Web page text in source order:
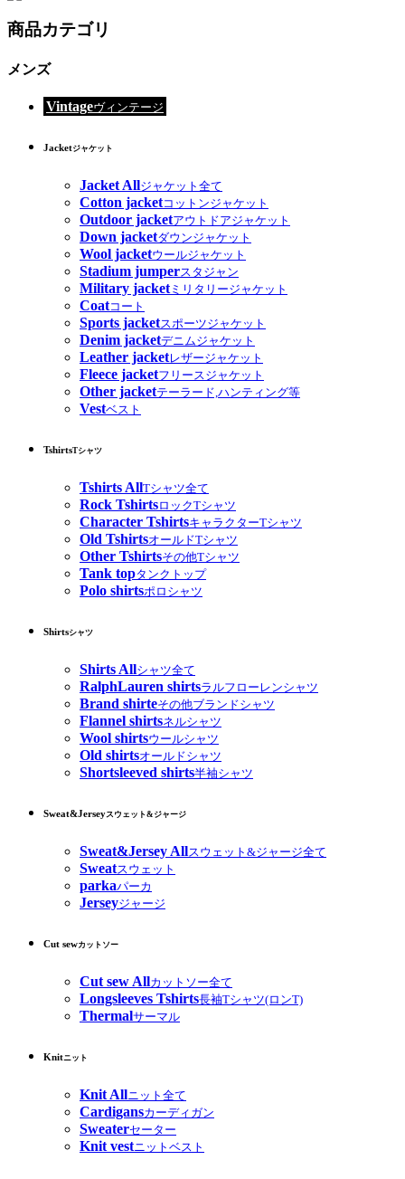
商品カテゴリ
メンズ
Vintageヴィンテージ
Jacketジャケット
Jacket Allジャケット全て
Cotton jacketコットンジャケット
Outdoor jacketアウトドアジャケット
Down jacketダウンジャケット
Wool jacketウールジャケット
Stadium jumperスタジャン
Military jacketミリタリージャケット
Coatコート
Sports jacketスポーツジャケット
Denim jacketデニムジャケット
Leather jacketレザージャケット
Fleece jacketフリースジャケット
Other jacketテーラード,ハンティング等
Vestベスト
TshirtsTシャツ
Tshirts AllTシャツ全て
Rock TshirtsロックTシャツ
Character TshirtsキャラクターTシャツ
Old TshirtsオールドTシャツ
Other Tshirtsその他Tシャツ
Tank topタンクトップ
Polo shirtsポロシャツ
Shirtsシャツ
Shirts Allシャツ全て
RalphLauren shirtsラルフローレンシャツ
Brand shirteその他ブランドシャツ
Flannel shirtsネルシャツ
Wool shirtsウールシャツ
Old shirtsオールドシャツ
Shortsleeved shirts半袖シャツ
Sweat&Jerseyスウェット&ジャージ
Sweat&Jersey Allスウェット&ジャージ全て
Sweatスウェット
parkaパーカ
Jerseyジャージ
Cut sewカットソー
Cut sew Allカットソー全て
Longsleeves Tshirts長袖Tシャツ(ロンT)
Thermalサーマル
Knitニット
Knit Allニット全て
Cardigansカーディガン
Sweaterセーター
Knit vestニットベスト